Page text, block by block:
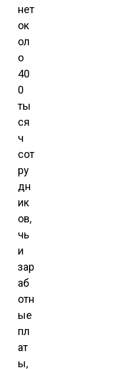
нет
ок
ол
о
40
0
ты
ся
ч
сот
ру
дн
ик
ов,
чь
и
зар
аб
отн
ые
пл
ат
ы,